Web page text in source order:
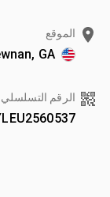
الموقع
GA
الرقم التسلسلي